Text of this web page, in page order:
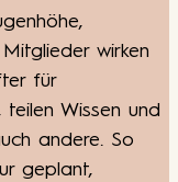
wirken
für
Wissen und
andere. So
geplant,